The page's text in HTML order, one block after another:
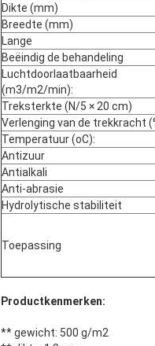
Dikte (mm)
Breedte (mm)
Lange
Beëindig de behandeling
Luchtdoorlaatbaarheid
(m3/m2/min):
Treksterkte (N/5 × 20 cm)
Verlenging van de trekkracht
Temperatuur (oC):
Antizuur
Antialkali
Anti-abrasie
Hydrolytische stabiliteit
Toepassing
Productkenmerken:
** gewicht: 500 g/m2